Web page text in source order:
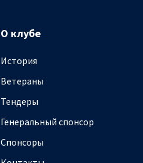
О клубе
История
Ветераны
Тендеры
Генеральный спонсор
Спонсоры